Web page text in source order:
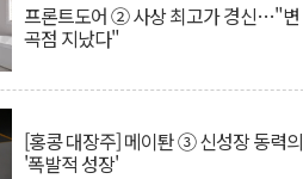
프론트도어 ② 사상 최고가 경신…"변
곡점 지났다"
[홍콩 대장주] 메이퇀 ③ 신성장 동력의
'폭발적 성장'